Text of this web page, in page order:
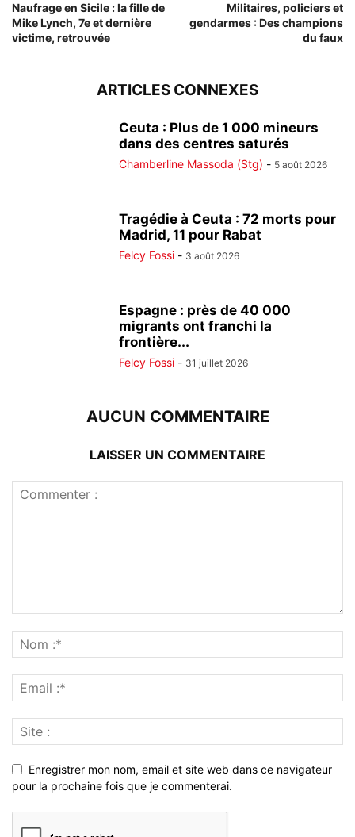
Naufrage en Sicile : la fille de
Mike Lynch, 7e et dernière
victime, retrouvée
Militaires, policiers et
gendarmes : Des champions
du faux
ARTICLES CONNEXES
Ceuta : Plus de 1 000 mineurs
dans des centres saturés
Chamberline Massoda (Stg) - 5 août 2026
Tragédie à Ceuta : 72 morts pour
Madrid, 11 pour Rabat
Felcy Fossi - 3 août 2026
Espagne : près de 40 000
migrants ont franchi la
frontière...
Felcy Fossi - 31 juillet 2026
AUCUN COMMENTAIRE
LAISSER UN COMMENTAIRE
Enregistrer mon nom, email et site web dans ce navigateur
pour la prochaine fois que je commenterai.